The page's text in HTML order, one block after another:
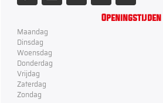
Openingstijden
Maandag
Dinsdag
Woensdag
Donderdag
Vrijdag
Zaterdag
Zondag